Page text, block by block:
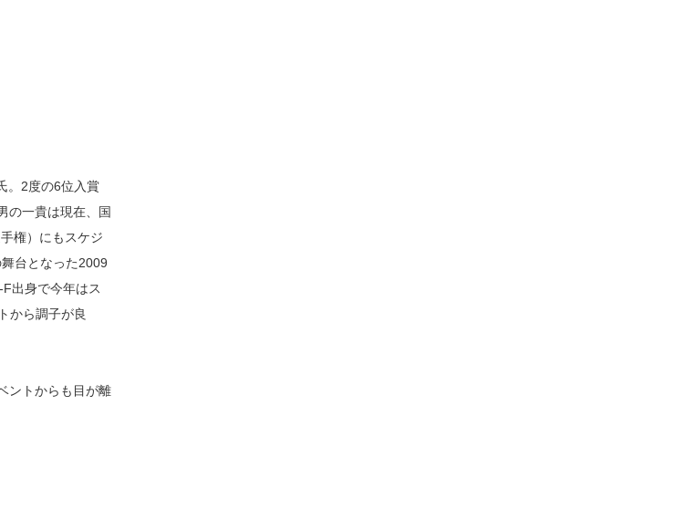
。2度の6位入賞
の一貴は現在、国
権）にもスケジ
台となった2009
出身で今年はス
から調子が良
ントからも目が離